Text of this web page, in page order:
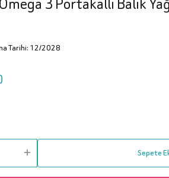
Tarihi: 12/2028
Sepete